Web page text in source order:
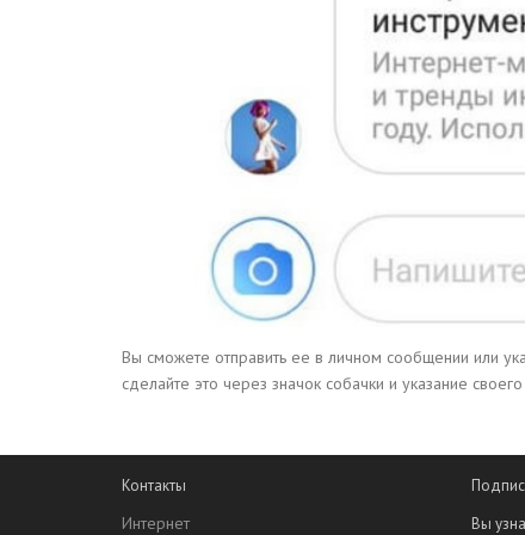
Вы сможете отправить ее в личном сообщении или
сделайте это через значок собачки и указание
Контакты
Интернет
Вы